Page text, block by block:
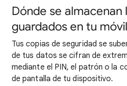
Dónde se almacenan
guardados en tu móvil
Tus copias de seguridad se
de tus datos se cifran de
mediante el PIN, el patrón o la
de pantalla de tu dispositivo.